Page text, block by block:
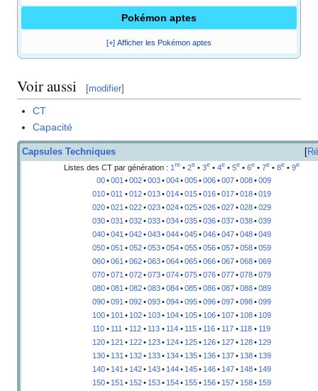
Pokémon aptes
[+] Afficher les Pokémon aptes
Voir aussi [modifier]
CT
Capacité
Capsules Techniques
Listes des CT par génération : 1 re • 2e • 3e • 4e • 5e • 6e • 7e • 8e • 9e
00•001 •002•003•004•005•006•007•008•009
010•011 •012•013•014•015•016•017•018•019
020•021 •022•023•024•025•026•027•028•029
030•031 •032•033•034•035•036•037•038•039
040•041 •042•043•044•045•046•047•048•049
050•051 •052•053•054•055•056•057•058•059
060•061 •062•063•064•065•066•067•068•069
070•071 •072•073•074•075•076•077•078•079
080•081 •082•083•084•085•086•087•088•089
090•091 •092•093•094•095•096•097•098•099
100• 101 • 102• 103• 104• 105• 106• 107• 108• 109
110 • 111 • 112 • 113 • 114 • 115 • 116 • 117 • 118 • 119
120• 121 • 122• 123• 124• 125• 126• 127• 128• 129
130• 131 • 132• 133• 134• 135• 136• 137• 138• 139
140• 141 • 142• 143• 144• 145• 146• 147• 148• 149
150• 151 • 152• 153• 154• 155• 156• 157• 158• 159